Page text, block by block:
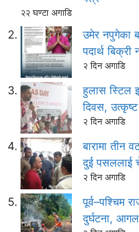
२२ घण्टा अगाडि
उमेर नपुगेका
पदार्थ बिक्री
२ दिन अगाडि
हुलास स्टिल
दिवस, उत्कृष्ट
२ दिन अगाडि
बारामा तीन
दुई पसललाई
२ दिन अगाडि
पूर्व–पश्चिम
दुर्घटना,